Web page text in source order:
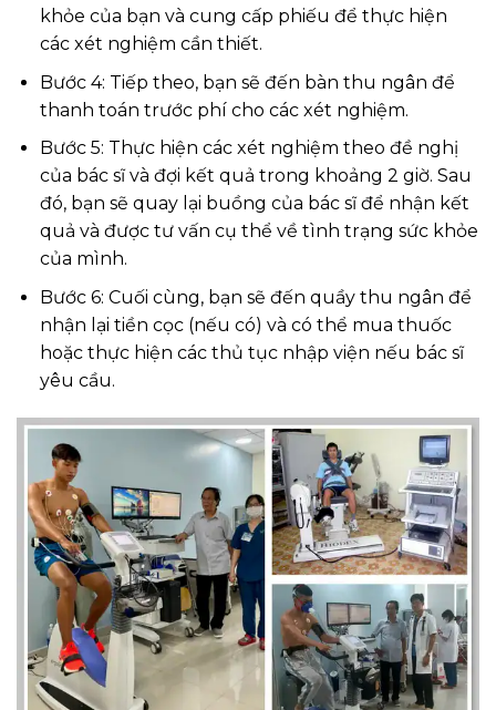
khỏe của bạn và cung cấp phiếu để thực hiện
các xét nghiệm cần thiết.
Bước 4: Tiếp theo, bạn sẽ đến bàn thu ngân để
thanh toán trước phí cho các xét nghiệm.
Bước 5: Thực hiện các xét nghiệm theo đề nghị
của bác sĩ và đợi kết quả trong khoảng 2 giờ. Sau
đó, bạn sẽ quay lại buồng của bác sĩ để nhận kết
quả và được tư vấn cụ thể về tình trạng sức khỏe
của mình.
Bước 6: Cuối cùng, bạn sẽ đến quầy thu ngân để
nhận lại tiền cọc (nếu có) và có thể mua thuốc
hoặc thực hiện các thủ tục nhập viện nếu bác sĩ
yêu cầu.